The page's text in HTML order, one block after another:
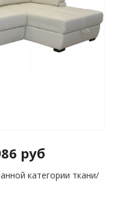
руб
категории ткани/